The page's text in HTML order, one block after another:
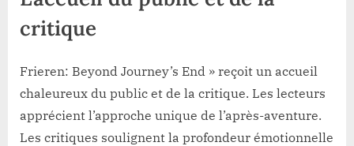
critique
Frieren: Beyond Journey’s End » reçoit un accueil
chaleureux du public et de la critique. Les lecteurs
apprécient l’approche unique de l’après-aventure.
Les critiques soulignent la profondeur émotionnelle